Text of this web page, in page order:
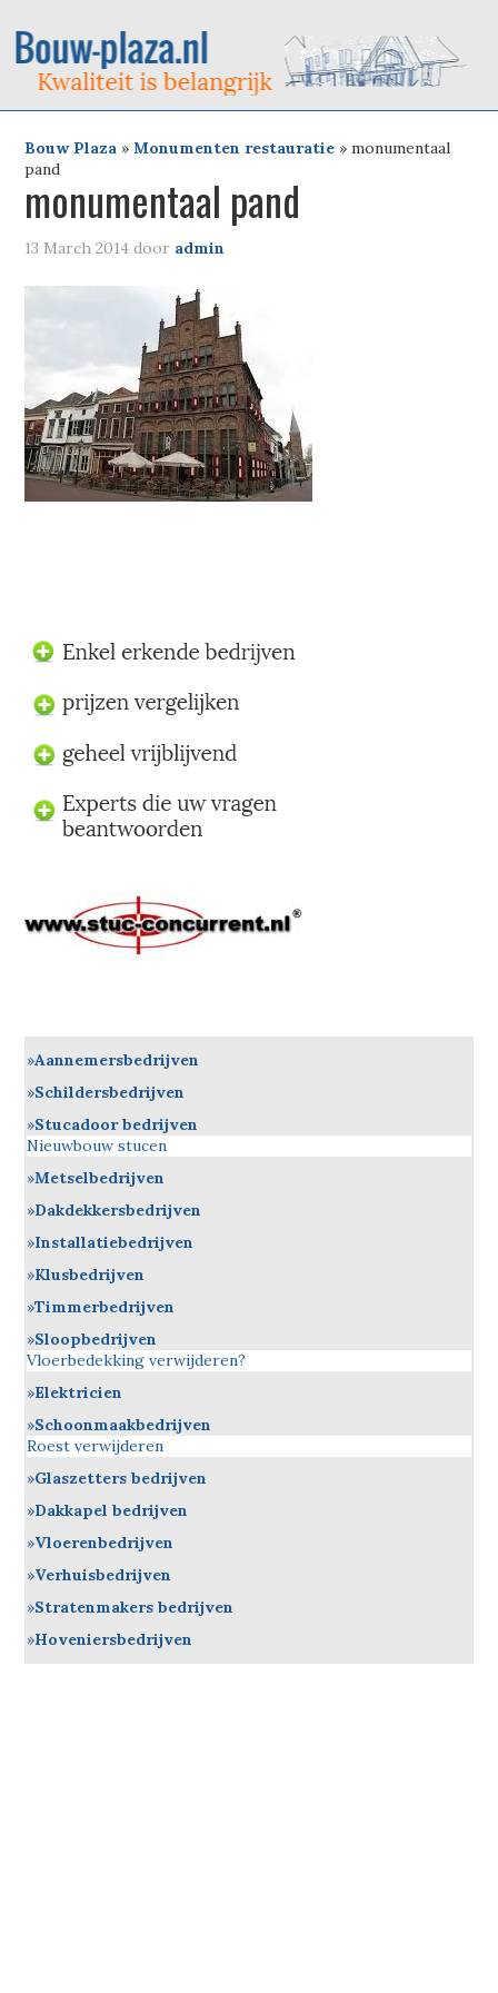
Bouw Plaza »Monumenten restauratie »monumentaal
pand
monumentaal pand
13 March 2014 door admin
Aannemersbedrijven
Schildersbedrijven
Stucadoor bedrijven
Nieuwbouw stucen
Metselbedrijven
Dakdekkersbedrijven
Installatiebedrijven
Klusbedrijven
Timmerbedrijven
Sloopbedrijven
Vloerbedekking verwijderen?
Elektricien
Schoonmaakbedrijven
Roest verwijderen
Glaszetters bedrijven
Dakkapel bedrijven
Vloerenbedrijven
Verhuisbedrijven
Stratenmakers bedrijven
Hoveniersbedrijven